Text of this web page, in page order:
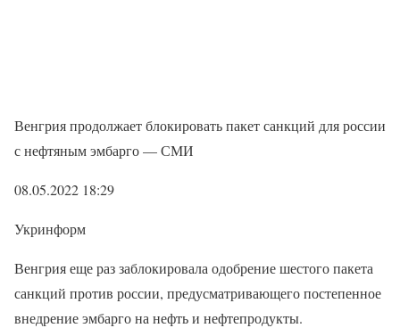
Венгрия продолжает блокировать пакет санкций для россии
с нефтяным эмбарго — СМИ
08.05.2022 18:29
Укринформ
Венгрия еще раз заблокировала одобрение шестого пакета
санкций против россии, предусматривающего постепенное
внедрение эмбарго на нефть и нефтепродукты.